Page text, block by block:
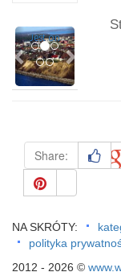
Jest on
PreviousNext
Share:
NA SKRÓTY:
polityka
2012 - 2026 ©